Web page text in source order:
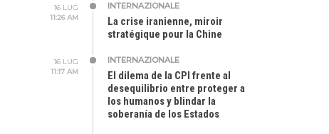
16 LUG
11:26 AM
INTERNAZIONALE
La crise iranienne, miroir
stratégique pour la Chine
16 LUG
11:17 AM
INTERNAZIONALE
El dilema de la CPI frente al
desequilibrio entre proteger a
los humanos y blindar la
soberanía de los Estados